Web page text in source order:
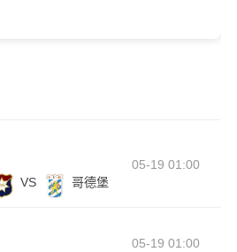
05-19 01:00
VS 哥德堡
05-19 01:00